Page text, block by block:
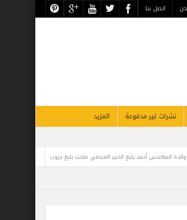
مدفوعة
المزيد
صاحب بلبع جروب
مغامر مصري يحطم الرقم القياسي في